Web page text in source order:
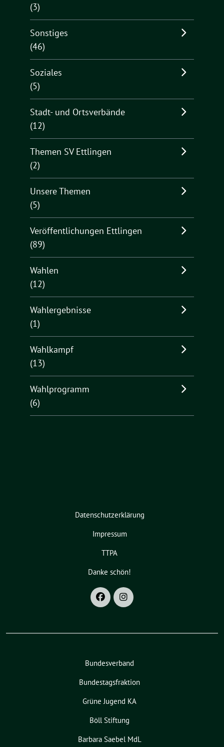
(3)
Sonstiges
(46)
Soziales
(5)
Stadt- und Ortsverbände
(12)
Themen SV Ettlingen
(2)
Unsere Themen
(5)
Veröffentlichungen Ettlingen
(89)
Wahlen
(12)
Wahlergebnisse
(1)
Wahlkampf
(13)
Wahlprogramm
(6)
Datenschutzerklärung
Impressum
TTPA
Danke schön!
Bundesverband
Bundestagsfraktion
Grüne Jugend KA
Böll Stiftung
Barbara Saebel MdL